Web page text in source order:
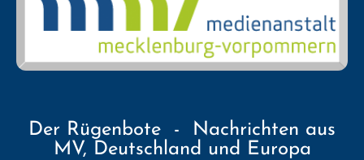
Der Rügenbote - Nachrichten aus
MV, Deutschland und Europa